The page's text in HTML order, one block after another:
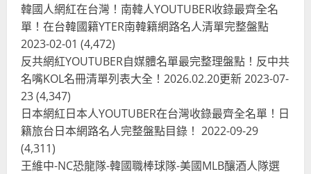
韓國人網紅在台灣！南韓人YOUTUBER收錄最齊全名
單！在台韓國籍YTER南韓籍網路名人清單完整盤點
2023-02-01 (4,472)
反共網紅YOUTUBER自媒體名單最完整理盤點！反中共
名嘴KOL名冊清單列表大全！2026.02.20更新2023-07-
23(4,347)
日本網紅日本人YOUTUBER在台灣收錄最齊全名單！日
籍旅台日本網路名人完整盤點目錄！ 2022-09-29
(4,311)
王維中-NC恐龍隊-韓國職棒球隊-美國MLB釀酒人隊選
2
奧地利人愛喝珍奶、波霸奶茶奧地利
愛瘋、珍珠奶茶門市顧客大排長龍